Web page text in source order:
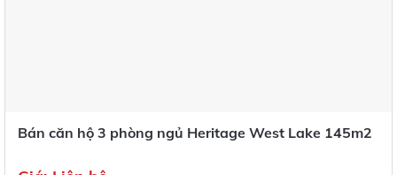
Bán căn hộ 3 phòng ngủ Heritage West Lake 145m2